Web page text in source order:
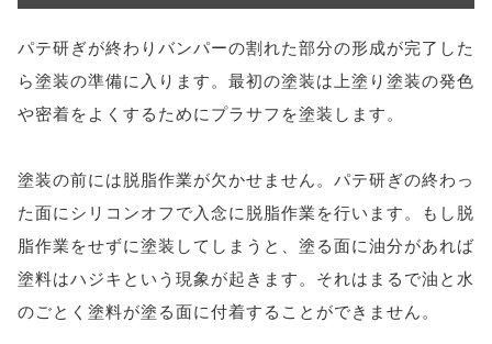
パテ研ぎが終わりバンパーの割れた部分の形成が完了した
ら塗装の準備に入ります。最初の塗装は上塗り塗装の発色
や密着をよくするためにプラサフを塗装します。
塗装の前には脱脂作業が欠かせません。パテ研ぎの終わっ
た面にシリコンオフで入念に脱脂作業を行います。もし脱
脂作業をせずに塗装してしまうと、塗る面に油分があれば
塗料はハジキという現象が起きます。それはまるで油と水
のごとく塗料が塗る面に付着することができません。